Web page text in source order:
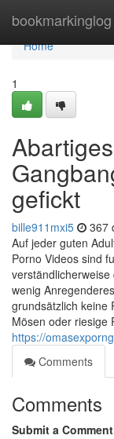
bookmarkinglog
Home
Home
1
gefickt
bille911mxi5 367
Auf jeder guten
Porno Videos sind
wenig
grundsätzlich keine
Mösen oder riesige
https://
Comments
Comments
Submit a Comment